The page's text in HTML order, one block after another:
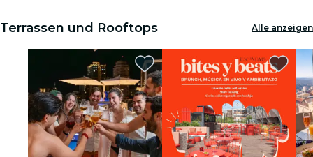
Terrassen und Rooftops Alle anzeigen